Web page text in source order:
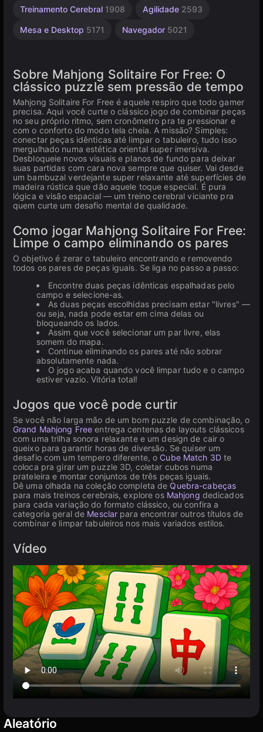
Treinamento Cerebral 1908 Agilidade 2593
Mesa e Desktop 5171 Navegador 5021
3174
13
Sobre Mahjong Solitaire For Free: O
clássico puzzle sem pressão de tempo
Mahjong Solitaire For Free é aquele respiro que todo gamer
precisa. Aqui você curte o clássico jogo de combinar peças
no seu próprio ritmo, sem cronômetro pra te pressionar e
com o conforto do modo tela cheia. A missão? Simples:
conectar peças idênticas até limpar o tabuleiro, tudo isso
mergulhado numa estética oriental super imersiva.
Desbloqueie novos visuais e planos de fundo para deixar
suas partidas com cara nova sempre que quiser. Vai desde
um bambuzal verdejante super relaxante até superfícies de
madeira rústica que dão aquele toque especial. É pura
lógica e visão espacial — um treino cerebral viciante pra
quem curte um desafio mental de qualidade.
Como jogar Mahjong Solitaire For Free:
Limpe o campo eliminando os pares
O objetivo é zerar o tabuleiro encontrando e removendo
todos os pares de peças iguais. Se liga no passo a passo:
Encontre duas peças idênticas espalhadas pelo
campo e selecione-as.
As duas peças escolhidas precisam estar "livres" —
ou seja, nada pode estar em cima delas ou
bloqueando os lados.
Assim que você selecionar um par livre, elas
somem do mapa.
Continue eliminando os pares até não sobrar
absolutamente nada.
O jogo acaba quando você limpar tudo e o campo
estiver vazio. Vitória total!
Jogos que você pode curtir
Se você não larga mão de um bom puzzle de combinação, o
Grand Mahjong Free entrega centenas de layouts clássicos
com uma trilha sonora relaxante e um design de cair o
queixo para garantir horas de diversão. Se quiser um
desafio com um tempero diferente, o Cube Match 3Dte
coloca pra girar um puzzle 3D, coletar cubos numa
prateleira e montar conjuntos de três peças iguais.
Dê uma olhada na coleção completa de Quebra-cabeças
para mais treinos cerebrais, explore os Mahjong dedicados
para cada variação do formato clássico, ou confira a
categoria geral de Mesclar para encontrar outros títulos de
combinar e limpar tabuleiros nos mais variados estilos.
Vídeo
Aleatório